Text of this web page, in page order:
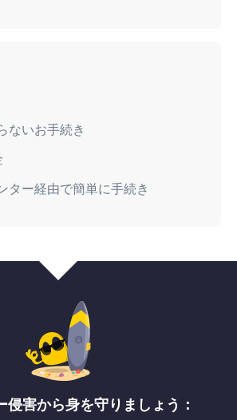
ないお手続き
ター経由で簡単に手続き
侵害から身を守りましょう：